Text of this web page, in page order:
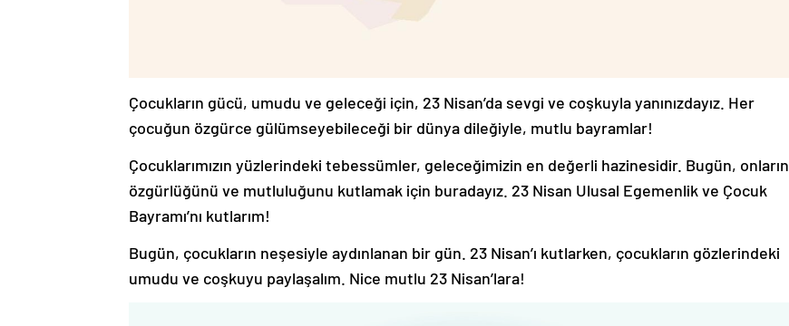
Çocukların gücü, umudu ve geleceği için, 23 Nisan’da sevgi ve coşkuyla yanınızdayız. Her
çocuğun özgürce gülümseyebileceği bir dünya dileğiyle, mutlu bayramlar!
Çocuklarımızın yüzlerindeki tebessümler, geleceğimizin en değerli hazinesidir. Bugün, onların
özgürlüğünü ve mutluluğunu kutlamak için buradayız. 23 Nisan Ulusal Egemenlik ve Çocuk
Bayramı’nı kutlarım!
Bugün, çocukların neşesiyle aydınlanan bir gün. 23 Nisan’ı kutlarken, çocukların gözlerindeki
umudu ve coşkuyu paylaşalım. Nice mutlu 23 Nisan’lara!